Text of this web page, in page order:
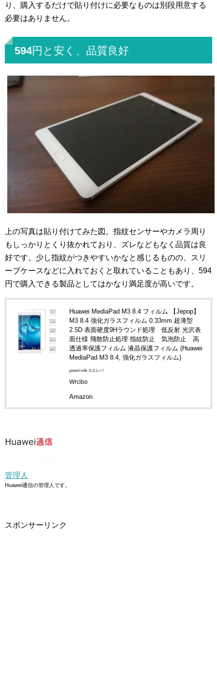
り、購入するだけで貼り付けに必要なものは別段用意する
必要はありません。
594円と安く、品質良好
上の写真は貼り付けてみた図。指紋センサーやカメラ周り
もしっかりとくり抜かれており、ズレなどもなく品質は良
好です。少し指紋がつきやすいかなと感じるものの、スリ
ーブケースなどに入れておくと取れていることもあり、594
円で購入できる製品としてはかなり満足度が高いです。
Huawei MediaPad M3 8.4 フィルム 【Jepop】
M3 8.4 強化ガラスフィルム 0.33mm 超薄型
2.5D 表面硬度9Hラウンド処理 低反射 光沢表
面仕様 飛散防止処理 指紋防止 気泡防止 高
透過率保護フィルム 液晶保護フィルム (Huawei
MediaPad M3 8.4, 強化ガラスフィルム)
posted with カエレバ
Wrcibo
Amazon
管理人
Huawei通信の管理人です。
スポンサーリンク